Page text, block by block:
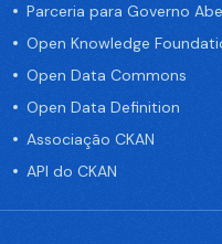
Parceria para Governo
Open Knowledge
Open Data Commons
Open Data Definition
Associação CKAN
API do CKAN